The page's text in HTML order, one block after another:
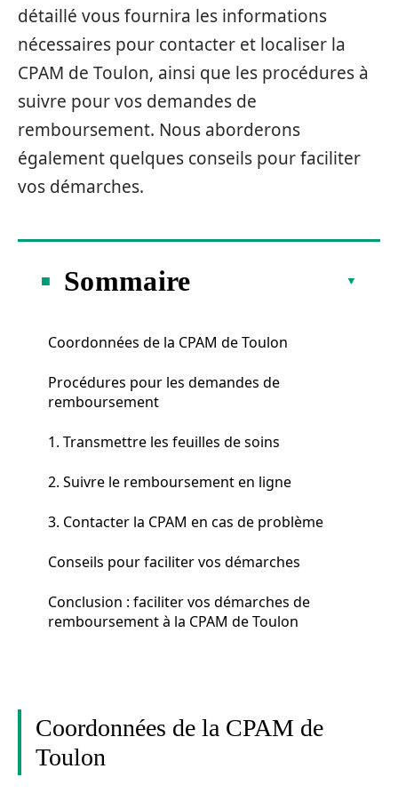
détaillé vous fournira les informations
nécessaires pour contacter et localiser la
CPAM de Toulon, ainsi que les procédures à
suivre pour vos demandes de
remboursement. Nous aborderons
également quelques conseils pour faciliter
vos démarches.
Sommaire
Coordonnées de la CPAM de Toulon
Procédures pour les demandes de
remboursement
1. Transmettre les feuilles de soins
2. Suivre le remboursement en ligne
3. Contacter la CPAM en cas de problème
Conseils pour faciliter vos démarches
Conclusion : faciliter vos démarches de
remboursement à la CPAM de Toulon
Coordonnées de la CPAM de
Toulon